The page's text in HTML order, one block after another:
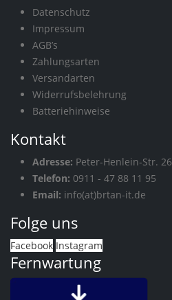
Datenschutz
Impressum
AGB’s
Zahlungsarten
Versandarten
Widerrufsbelehrung
Batteriehinweise
Kontakt
Adresse: Peter-Henlein-Str. 26
Telefon: 0911 - 47 88 11 95
Email: info(at)brtan-it.de
Folge uns
Facebook Instagram
Fernwartung